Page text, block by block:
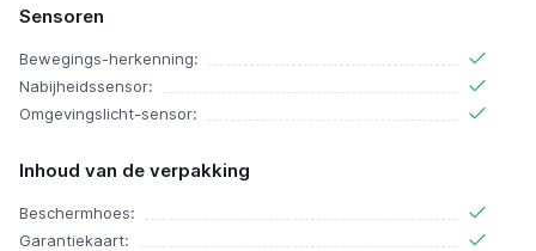
Sensoren
Bewegings-herkenning:
Nabijheidssensor:
Omgevingslicht-sensor:
Inhoud van de verpakking
Beschermhoes:
Garantiekaart: